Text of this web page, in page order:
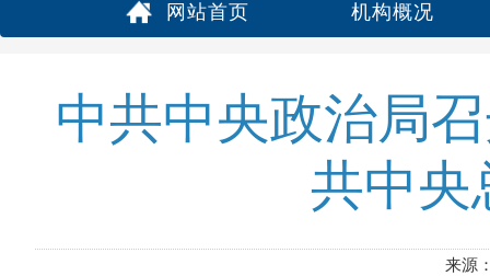
网站首页 机构概况
中共中央政治局
共中央
来源